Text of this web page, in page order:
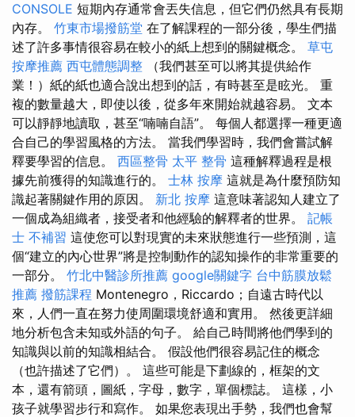
CONSOLE 短期內存通常會丟失信息，但它們仍然具有長期
內存。 竹東市場撥筋堂 在了解課程的一部分後，學生們描
述了許多事情很容易在較小的紙上想到的關鍵概念。 草屯
按摩推薦 西屯體態調整 （我們甚至可以將其提供給作
業！）紙的紙也適合說出想到的話，有時甚至是眩光。 重
複的數量越大，即使以後，從多年來開始就越容易。 文本
可以靜靜地讀取，甚至“喃喃自語”。 每個人都選擇一種更適
合自己的學習風格的方法。 當我們學習時，我們會嘗試解
釋要學習的信息。 西區整骨 太平 整骨 這種解釋過程是根
據先前獲得的知識進行的。 士林 按摩 這就是為什麼預防知
識起著關鍵作用的原因。 新北 按摩 這意味著認知人建立了
一個成為組織者，接受者和他經驗的解釋者的世界。 記帳
士 不補習 這使您可以對現實的未來狀態進行一些預測，這
個“建立的內心世界”將是控制動作的認知操作的非常重要的
一部分。 竹北中醫診所推薦 google關鍵字 台中筋膜放鬆
推薦 撥筋課程 Montenegro，Riccardo；自遠古時代以
來，人們一直在努力使周圍環境舒適和實用。 然後更詳細
地分析包含未知或外語的句子。 給自己時間將他們學到的
知識與以前的知識相結合。 假設他們很容易記住的概念
（也許描述了它們）。 這些可能是下劃線的，框架的文
本，還有箭頭，圖紙，字母，數字，單個標誌。 這樣，小
孩子就學習步行和寫作。 如果您表現出手勢，我們也會幫